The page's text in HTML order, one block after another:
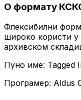
О формату
Флексибилни
широко користи у
архивском
Пуно име: Tagged
Програмер: Aldus